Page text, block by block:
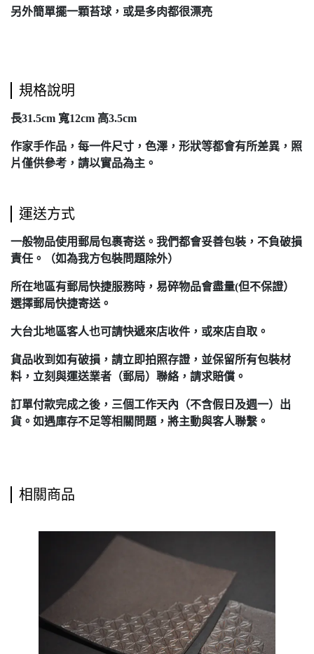
另外簡單擺一顆苔球，或是多肉都很漂亮
規格說明
長31.5cm 寬12cm 高3.5cm
作家手作品，每一件尺寸，色澤，形狀等都會有所差異，照
片僅供參考，請以實品為主。
運送方式
一般物品使用郵局包裹寄送。我們都會妥善包裝，不負破損
責任。（如為我方包裝問題除外）
所在地區有郵局快捷服務時，易碎物品會盡量(但不保證）
選擇郵局快捷寄送。
大台北地區客人也可請快遞來店收件，或來店自取。
貨品收到如有破損，請立即拍照存證，並保留所有包裝材
料，立刻與運送業者（郵局）聯絡，請求賠償。
訂單付款完成之後，三個工作天內（不含假日及週一）出
貨。如遇庫存不足等相關問題，將主動與客人聯繫。
相關商品